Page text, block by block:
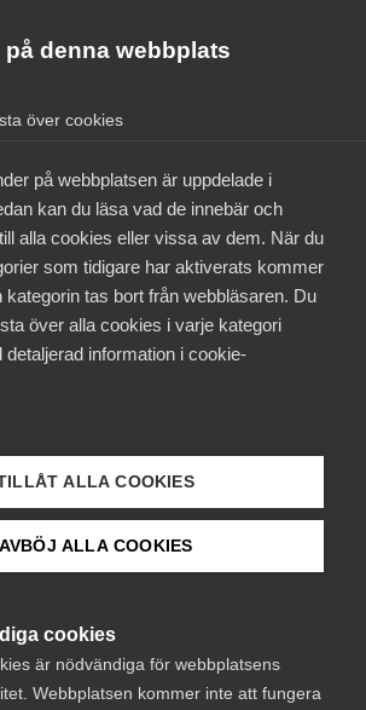
denna webbplats
över cookies
på webbplatsen är uppdelade i
kan du läsa vad de innebär och
alla cookies eller vissa av dem. När du
som tidigare har aktiverats kommer
kategorin tas bort från webbläsaren. Du
över alla cookies i varje kategori
information i cookie-
ALLA COOKIES
AVBÖJ ALLA COOKIES
cookies
är nödvändiga för webbplatsens
Webbplatsen kommer inte att fungera
till med den
integriteten?